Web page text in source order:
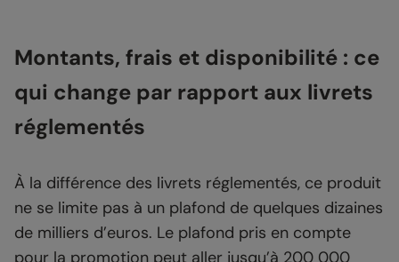
Montants, frais et disponibilité : ce
qui change par rapport aux livrets
réglementés
À la différence des livrets réglementés, ce produit
ne se limite pas à un plafond de quelques dizaines
de milliers d’euros. Le plafond pris en compte
pour la promotion peut aller jusqu’à 200 000